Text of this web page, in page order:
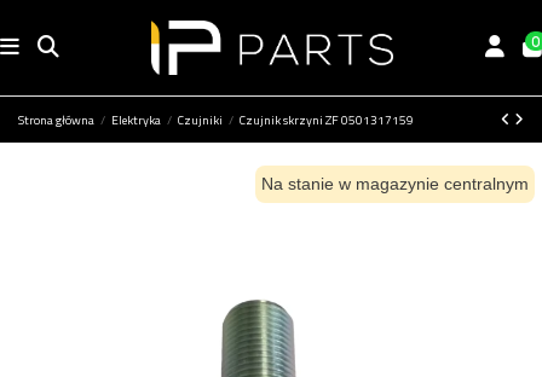
0
Strona główna Elektryka Czujniki Czujnik skrzyni ZF 0501317159
Na stanie w magazynie centralnym